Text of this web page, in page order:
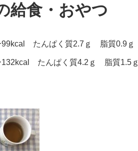
給食・おやつ
99kcal たんぱく質2.7ｇ 脂質0.9ｇ
132kcal たんぱく質4.2ｇ 脂質1.5ｇ